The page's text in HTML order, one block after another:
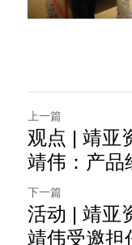
上一篇
观点 | 靖亚
靖伟：产品
下一篇
活动 | 靖亚
靖伟受邀担